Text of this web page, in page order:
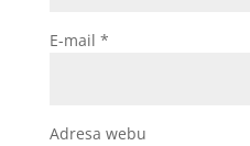
E-mail *
Adresa webu